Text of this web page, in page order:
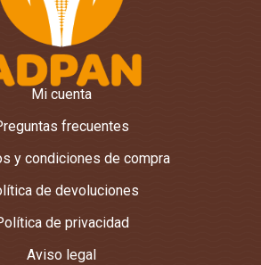
Mi cuenta
frecuentes
y condiciones de compra
de devoluciones
de privacidad
Aviso legal